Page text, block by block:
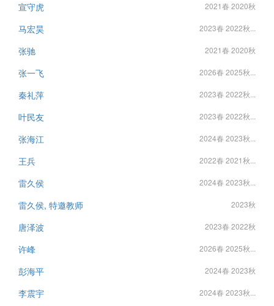
宣守虎 2021春 2020秋
马宏昊 2023春 2022秋...
张驰 2021春 2020秋
张一飞 2026春 2025秋...
秦礼萍 2023春 2022秋...
叶民友 2023春 2022秋...
张海江 2024春 2023秋...
王兵 2022春 2021秋...
雷久侯 2024春 2023秋...
雷久侯, 特邀教师 2023秋
唐泽波 2023春 2022秋
许峰 2026春 2025秋...
彭海平 2024春 2023秋
李震宇 2024春 2023秋...